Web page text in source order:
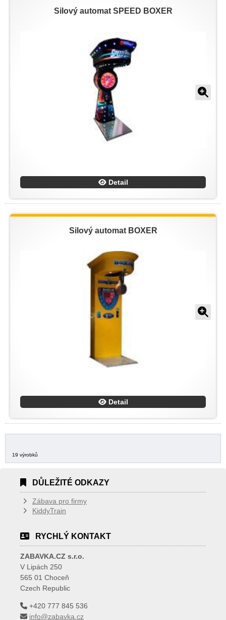
Silový automat SPEED BOXER
Detail
Silový automat BOXER
Detail
19 výrobků
DŮLEŽITÉ ODKAZY
Zábava pro firmy
KiddyTrain
RYCHLÝ KONTAKT
ZABAVKA.CZ s.r.o.
V Lipách 250
565 01 Choceň
Czech Republic
+420 777 845 536
info@zabavka.cz